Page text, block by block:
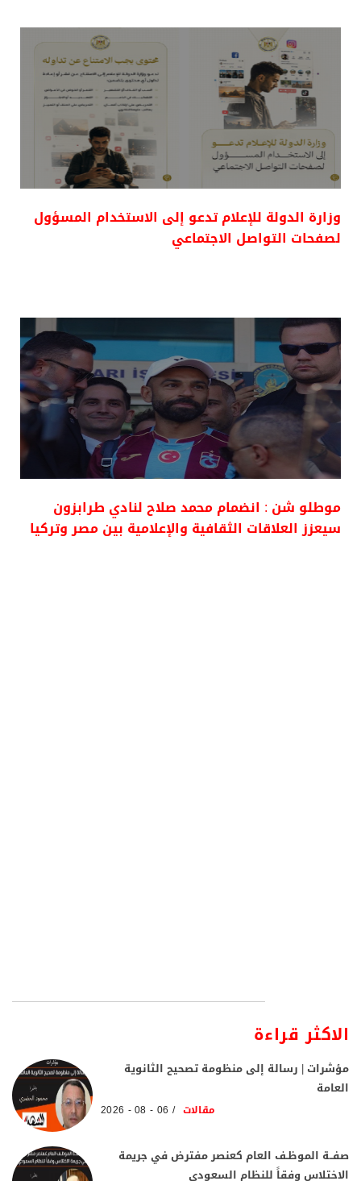
وزارة الدولة للإعلام تدعو إلى الاستخدام المسؤول
لصفحات التواصل الاجتماعي
موطلو شن : انضمام محمد صلاح لنادي طرابزون
سيعزز العلاقات الثقافية والإعلامية بين مصر وتركيا
الاكثر قراءة
مؤشرات | رسالة إلى منظومة تصحيح الثانوية
العامة
مقالات 06 - 08 - 2026
صفــة الموظـف العام كعنصر مفترض في جريمة
الاختلاس وفقاً للنظام السعودي